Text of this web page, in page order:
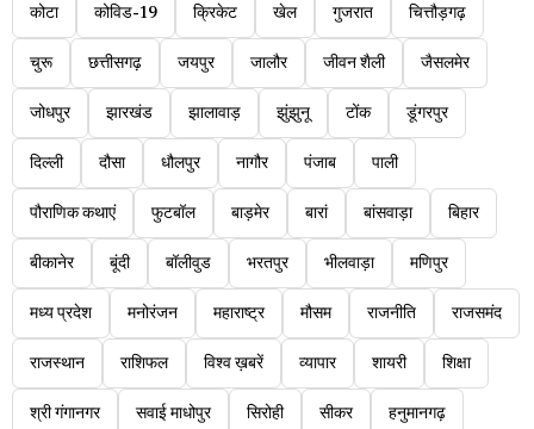
कोटा कोविड-19 क्रिकेट खेल गुजरात चित्तौड़गढ़
चुरू छत्तीसगढ़ जयपुर जालौर जीवन शैली जैसलमेर
जोधपुर झारखंड झालावाड़ झुंझुनू टोंक डूंगरपुर
दिल्ली दौसा धौलपुर नागौर पंजाब पाली
पौराणिक कथाएं फुटबॉल बाड़मेर बारां बांसवाड़ा बिहार
बीकानेर बूंदी बॉलीवुड भरतपुर भीलवाड़ा मणिपुर
मध्य प्रदेश मनोरंजन महाराष्ट्र मौसम राजनीति राजसमंद
राजस्थान राशिफल विश्व ख़बरें व्यापार शायरी शिक्षा
श्री गंगानगर सवाई माधोपुर सिरोही सीकर हनुमानगढ़